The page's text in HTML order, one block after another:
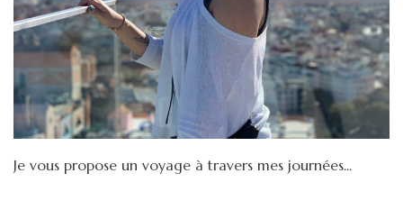
Je vous propose un voyage à travers mes journées...